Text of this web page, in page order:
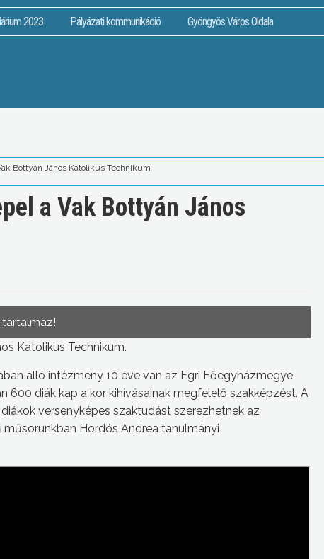
2023 Pályázati kommunikáció Gyöngyös Város Oldala
Bottyán János Katolikus Technikum
a Vak Bottyán János
Katolikus Technikum.
álló intézmény 10 éve van az Egri Főegyházmegye
600 diák kap a kor kihívásainak megfelelő szakképzést. A
versenyképes szaktudást szerezhetnek az
Hordós Andrea tanulmányi